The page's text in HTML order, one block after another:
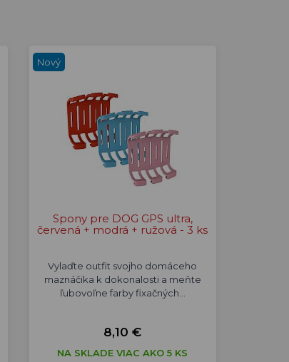
Nový
Spony pre DOG GPS ultra,
červená + modrá + ružová - 3 ks
Vylaďte outfit svojho domáceho
maznáčika k dokonalosti a meňte
ľubovoľne farby fixačných…
8,10 €
NA SKLADE VIAC AKO 5 KS